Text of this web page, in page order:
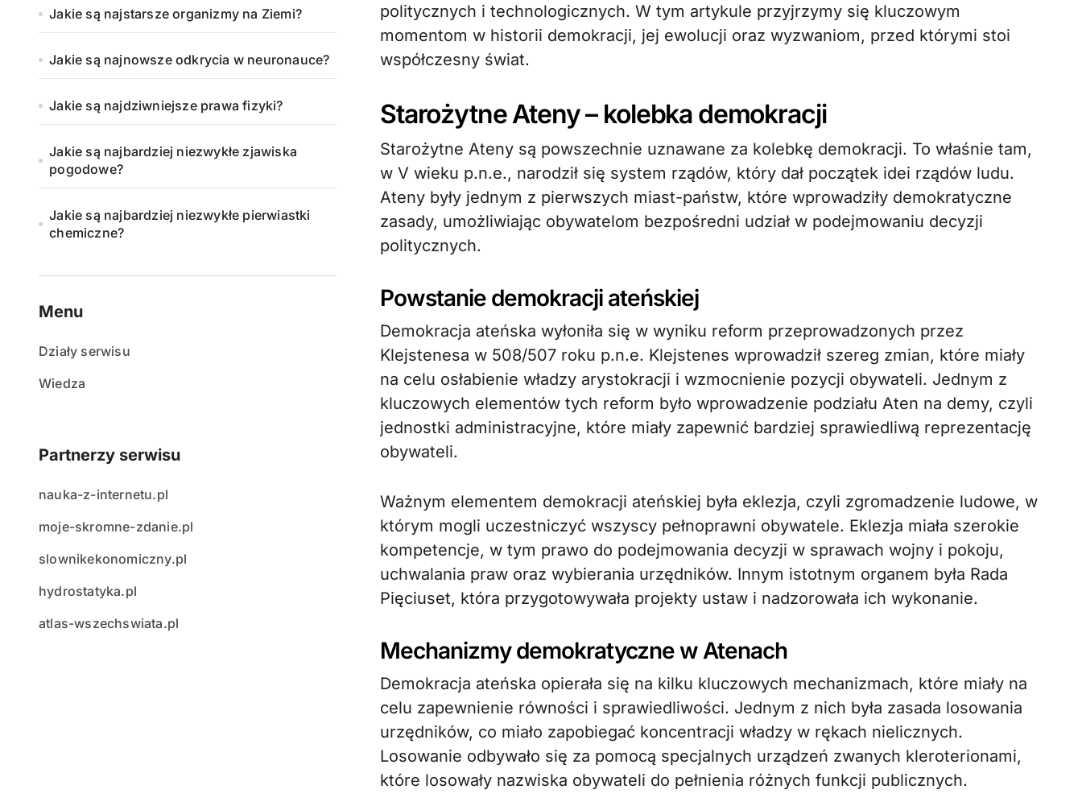
Jakie są najstarsze organizmy na Ziemi?
Jakie są najnowsze odkrycia w neuronauce?
Jakie są najdziwniejsze prawa fizyki?
Jakie są najbardziej niezwykłe zjawiska
pogodowe?
Jakie są najbardziej niezwykłe pierwiastki
chemiczne?
Menu
Działy serwisu
Wiedza
Partnerzy serwisu
nauka-z-internetu.pl
moje-skromne-zdanie.pl
slownikekonomiczny.pl
hydrostatyka.pl
atlas-wszechswiata.pl
politycznych i technologicznych. W tym artykule przyjrzymy się kluczowym
momentom w historii demokracji, jej ewolucji oraz wyzwaniom, przed którymi stoi
współczesny świat.
Starożytne Ateny – kolebka demokracji
Starożytne Ateny są powszechnie uznawane za kolebkę demokracji. To właśnie tam,
w V wieku p.n.e., narodził się system rządów, który dał początek idei rządów ludu.
Ateny były jednym z pierwszych miast-państw, które wprowadziły demokratyczne
zasady, umożliwiając obywatelom bezpośredni udział w podejmowaniu decyzji
politycznych.
Powstanie demokracji ateńskiej
Demokracja ateńska wyłoniła się w wyniku reform przeprowadzonych przez
Klejstenesa w 508/507 roku p.n.e. Klejstenes wprowadził szereg zmian, które miały
na celu osłabienie władzy arystokracji i wzmocnienie pozycji obywateli. Jednym z
kluczowych elementów tych reform było wprowadzenie podziału Aten na demy, czyli
jednostki administracyjne, które miały zapewnić bardziej sprawiedliwą reprezentację
obywateli.
Ważnym elementem demokracji ateńskiej była eklezja, czyli zgromadzenie ludowe, w
którym mogli uczestniczyć wszyscy pełnoprawni obywatele. Eklezja miała szerokie
kompetencje, w tym prawo do podejmowania decyzji w sprawach wojny i pokoju,
uchwalania praw oraz wybierania urzędników. Innym istotnym organem była Rada
Pięciuset, która przygotowywała projekty ustaw i nadzorowała ich wykonanie.
Mechanizmy demokratyczne w Atenach
Demokracja ateńska opierała się na kilku kluczowych mechanizmach, które miały na
celu zapewnienie równości i sprawiedliwości. Jednym z nich była zasada losowania
urzędników, co miało zapobiegać koncentracji władzy w rękach nielicznych.
Losowanie odbywało się za pomocą specjalnych urządzeń zwanych kleroterionami,
które losowały nazwiska obywateli do pełnienia różnych funkcji publicznych.